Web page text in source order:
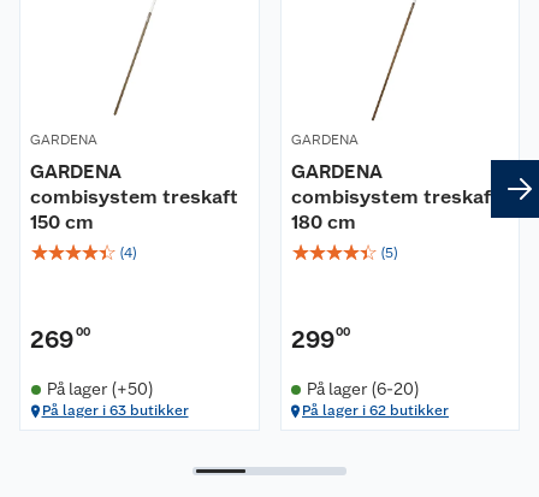
GARDENA
GARDENA
combisystem treskaft
150 cm
☆☆☆☆☆ (4)
26900
På lager (+50)
På lager i 63 butikker
GARDENA
GARDENA
combisystem treskaft
180 cm
☆☆☆☆☆ (5)
29900
På lager (6-20)
På lager i 62 butikker